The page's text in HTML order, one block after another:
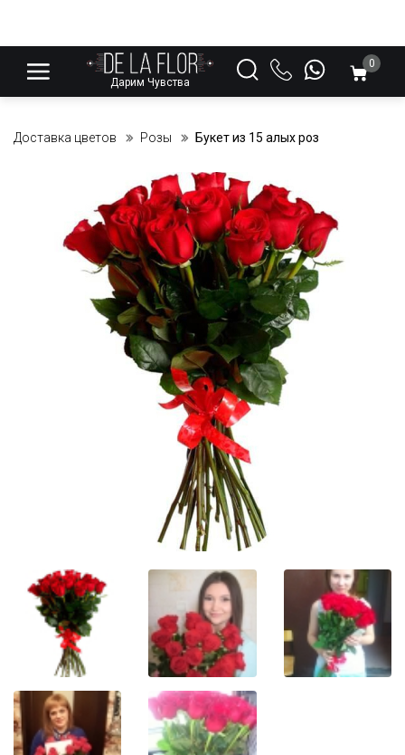
Дарим Чувства
0
Доставка цветов Розы Букет из 15 алых роз